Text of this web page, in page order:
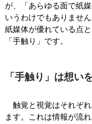
が、「あらゆる面で紙
いうわけでもありませ
紙媒体が優れている点
「手触り」です。
「手触り」は想い
触覚と視覚はそれぞ
ます。これは情報が流